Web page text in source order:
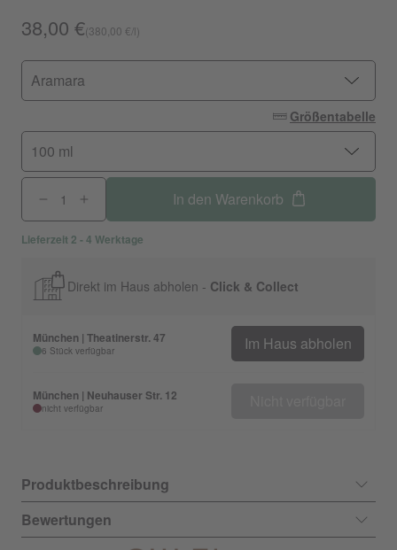
38,00 €(380,00 €/l)
Aramara
Größentabelle
100 ml
In den Warenkorb
Lieferzeit 2 - 4 Werktage
Direkt im Haus abholen - Click & Collect
München | Theatinerstr. 47
6 Stück verfügbar Im Haus abholen
München | Neuhauser Str. 12
nicht verfügbar
Produktbeschreibung
Bewertungen